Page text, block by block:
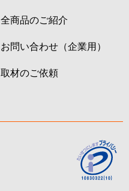
全商品のご紹介
お問い合わせ（企業用）
取材のご依頼